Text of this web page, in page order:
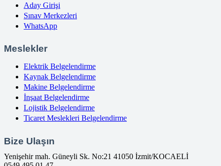
Aday Girişi
Sınav Merkezleri
WhatsApp
Meslekler
Elektrik Belgelendirme
Kaynak Belgelendirme
Makine Belgelendirme
İnşaat Belgelendirme
Lojistik Belgelendirme
Ticaret Meslekleri Belgelendirme
Bize Ulaşın
Yenişehir mah. Güneyli Sk. No:21 41050 İzmit/KOCAELİ